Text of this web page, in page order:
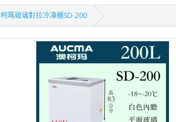
瑪玻璃對拉冷凍櫃SD-200